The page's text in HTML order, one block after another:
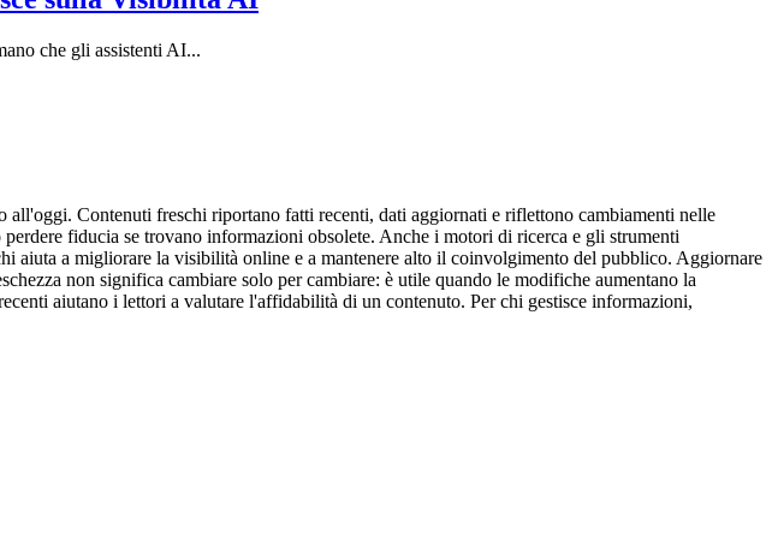
che gli assistenti AI...
Contenuti freschi riportano fatti recenti, dati aggiornati e riflettono cambiamenti nelle
fiducia se trovano informazioni obsolete. Anche i motori di ricerca e gli strumenti
aiuta a migliorare la visibilità online e a mantenere alto il coinvolgimento del pubblico. Aggiornare
non significa cambiare solo per cambiare: è utile quando le modifiche aumentano la
aiutano i lettori a valutare l'affidabilità di un contenuto. Per chi gestisce informazioni,